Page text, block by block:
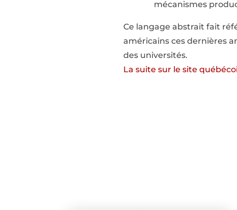
mécanismes
Ce langage abstrait fait
américains ces dernières
des universités.
La suite sur le site